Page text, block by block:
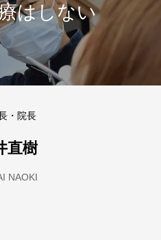
はしない
・院長
直樹
NAOKI